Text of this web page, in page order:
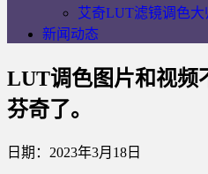
艾奇LUT滤镜调色大
新闻动态
LUT调色图片和视频
芬奇了。
日期：2023年3月18日